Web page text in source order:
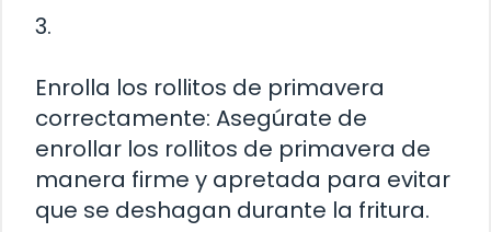
3.
Enrolla los rollitos de primavera
correctamente: Asegúrate de
enrollar los rollitos de primavera de
manera firme y apretada para evitar
que se deshagan durante la fritura.